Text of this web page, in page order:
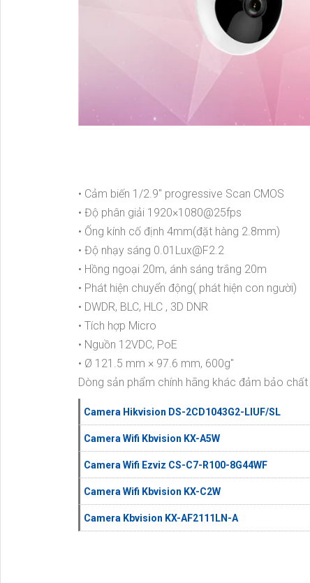
• Cảm biến 1/2.9" progressive Scan CMOS
• Độ phân giải 1920×1080@25fps
• Ống kính cố định 4mm(đặt hàng 2.8mm)
• Độ nhạy sáng 0.01Lux@F2.2
• Hồng ngoại 20m, ánh sáng trắng 20m
• Phát hiện chuyển động( phát hiện con người)
• DWDR, BLC, HLC , 3D DNR
• Tích hợp Micro
• Nguồn 12VDC, PoE
• Ø 121.5 mm × 97.6 mm, 600g"
Dòng sản phẩm chính hãng khác đảm bảo
Camera Hikvision DS-2CD1043G2-LIUF/SL
Camera Wifi Kbvision KX-A5W
Camera Wifi Ezviz CS-C7-R100-8G44WF
Camera Wifi Kbvision KX-C2W
Camera Kbvision KX-AF2111LN-A